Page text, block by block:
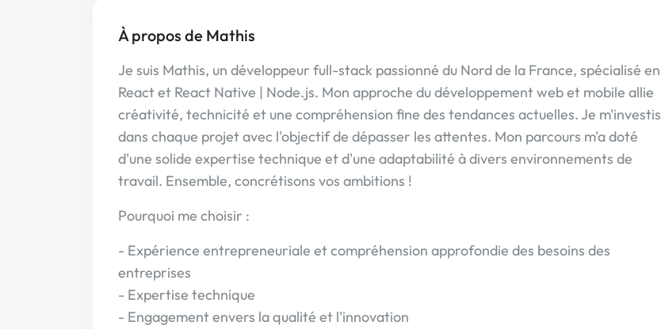
À propos de Mathis
Je suis Mathis, un développeur full-stack passionné du Nord de la France, spécialisé en
React et React Native | Node.js. Mon approche du développement web et mobile allie
créativité, technicité et une compréhension fine des tendances actuelles. Je m'investis
dans chaque projet avec l'objectif de dépasser les attentes. Mon parcours m'a doté
d'une solide expertise technique et d'une adaptabilité à divers environnements de
travail. Ensemble, concrétisons vos ambitions !
Pourquoi me choisir :
- Expérience entrepreneuriale et compréhension approfondie des besoins des
entreprises
- Expertise technique
- Engagement envers la qualité et l'innovation